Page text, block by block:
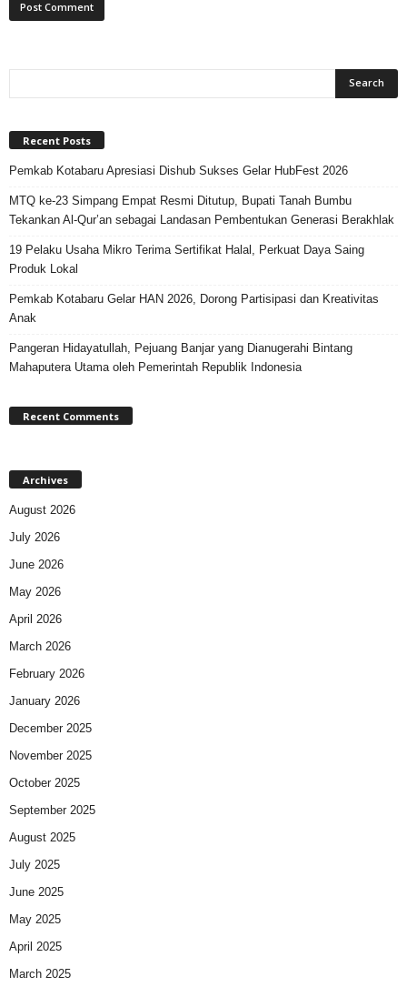
Recent Posts
Pemkab Kotabaru Apresiasi Dishub Sukses Gelar HubFest 2026
MTQ ke-23 Simpang Empat Resmi Ditutup, Bupati Tanah Bumbu
Tekankan Al-Qur’an sebagai Landasan Pembentukan Generasi Berakhlak
19 Pelaku Usaha Mikro Terima Sertifikat Halal, Perkuat Daya Saing
Produk Lokal
Pemkab Kotabaru Gelar HAN 2026, Dorong Partisipasi dan Kreativitas
Anak
Pangeran Hidayatullah, Pejuang Banjar yang Dianugerahi Bintang
Mahaputera Utama oleh Pemerintah Republik Indonesia
Recent Comments
Archives
August 2026
July 2026
June 2026
May 2026
April 2026
March 2026
February 2026
January 2026
December 2025
November 2025
October 2025
September 2025
August 2025
July 2025
June 2025
May 2025
April 2025
March 2025